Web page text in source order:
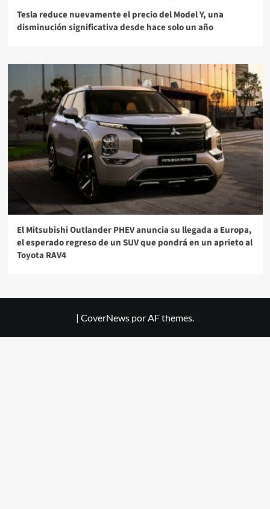
Tesla reduce nuevamente el precio del Model Y, una
disminución significativa desde hace solo un año
El Mitsubishi Outlander PHEV anuncia su llegada a Europa,
el esperado regreso de un SUV que pondrá en un aprieto al
Toyota RAV4
| CoverNews por AF themes.